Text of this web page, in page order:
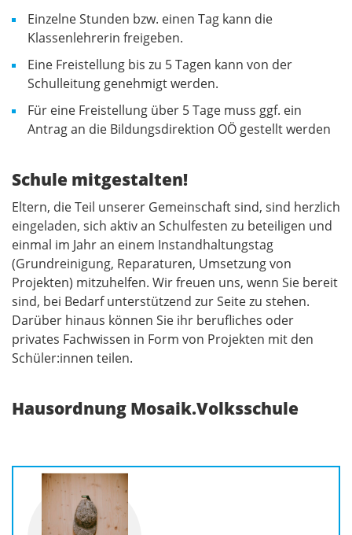
Einzelne Stunden bzw. einen Tag kann die
Klassenlehrerin freigeben.
Eine Freistellung bis zu 5 Tagen kann von der
Schulleitung genehmigt werden.
Für eine Freistellung über 5 Tage muss ggf. ein
Antrag an die Bildungsdirektion OÖ gestellt werden
Schule mitgestalten!
Eltern, die Teil unserer Gemeinschaft sind, sind herzlich
eingeladen, sich aktiv an Schulfesten zu beteiligen und
einmal im Jahr an einem Instandhaltungstag
(Grundreinigung, Reparaturen, Umsetzung von
Projekten) mitzuhelfen. Wir freuen uns, wenn Sie bereit
sind, bei Bedarf unterstützend zur Seite zu stehen.
Darüber hinaus können Sie ihr berufliches oder
privates Fachwissen in Form von Projekten mit den
Schüler:innen teilen.
Hausordnung Mosaik.Volksschule